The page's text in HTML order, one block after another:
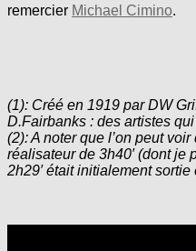
remercier Michael Cimino.
(1): Créé en 1919 par DW
D.Fairbanks : des artistes
(2): A noter que l’on peut
réalisateur de 3h40′ (dont je
2h29′ était initialement sortie